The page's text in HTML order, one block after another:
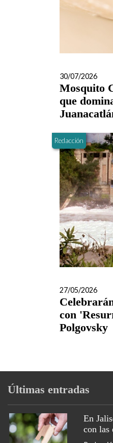
30/07/2026
Mosquito
que
Redacción
27/05/2026
con
Polgovsky
Últimas entradas
En
con las